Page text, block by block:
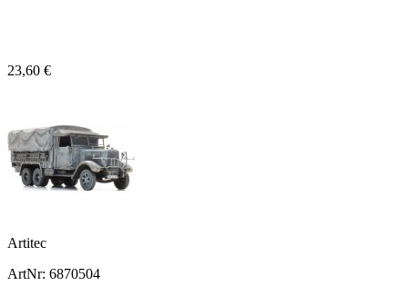
23,60 €
Artitec
ArtNr: 6870504